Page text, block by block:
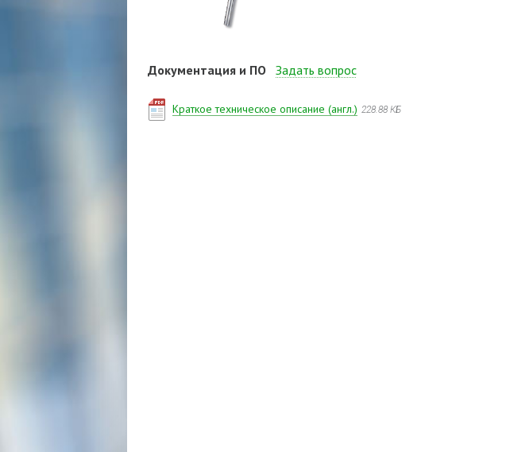
Документация и ПО Задать вопрос
Краткое техническое описание (англ.) 228.88 КБ
Имя